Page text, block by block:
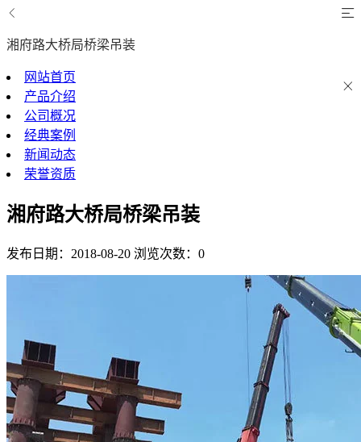
湘府路大桥局桥梁吊装
网站首页
产品介绍
公司概况
经典案例
新闻动态
荣誉资质
湘府路大桥局桥梁吊装
发布日期：2018-08-20 浏览次数：0